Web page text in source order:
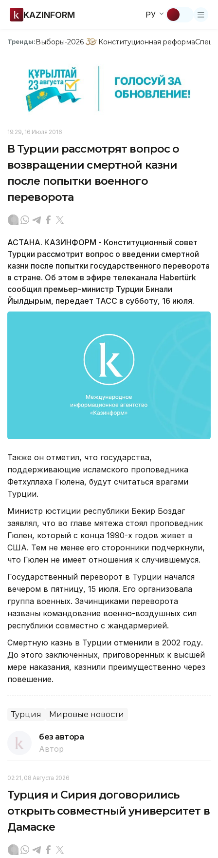
KAZINFORM РУ
Тренды:Выборы-2026 Конституционная реформа
19:29, 16 Июля 2016
В Турции рассмотрят вопрос о
возвращении смертной казни
после попытки военного
переворота
АСТАНА. КАЗИНФОРМ - Конституционный совет
Турции рассмотрит вопрос о введении смертной
казни после попытки государственного переворота
в стране. Об этом в эфире телеканала Habertürk
сообщил премьер-министр Турции Бинали
Йылдырым, передает ТАСС в субботу, 16 июля.
Также он отметил, что государства,
поддерживающие исламского проповедника
Фетхуллаха Гюлена, будут считаться врагами
Турции.
Министр юстиции республики Бекир Боздаг
заявлял, что во главе мятежа стоял проповедник
Гюлен, который с конца 1990-х годов живет в
США. Тем не менее его сторонники подчеркнули,
что Гюлен не имеет отношения к случившемуся.
Государственный переворот в Турции начался
вечером в пятницу, 15 июля. Его организовала
группа военных. Зачинщиками переворота
названы командование военно-воздушных сил
республики совместно с жандармерией.
Смертную казнь в Турции отменили в 2002 году.
До этого заключенных, приговоренных к высшей
мере наказания, казнили преимущественно через
повешение.
Турция Мировые новости
без автора
Автор
02:21, 08 Августа 2026
Турция и Сирия договорились
открыть совместный университет в
Дамаске